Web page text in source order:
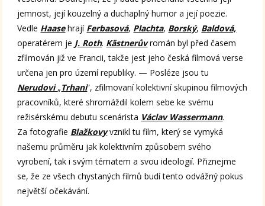
jemnost, její kouzelný a duchaplný humor a její poezie.
Vedle Haasehrají Ferbasová, Plachta, Borský, Baldová,
operatérem je J. Roth. Kästnerůvromán byl před časem
zfilmován již ve Francii, takže jest jeho česká filmová verse
určena jen pro území republiky. — Posléze jsou tu
Nerudovi„Trhani”, zfilmovaní kolektivní skupinou filmových
pracovníků, které shromáždil kolem sebe ke svému
režisérskému debutu scenárista Václav Wassermann.
Za fotografie Blažkovyvznikl tu film, který se vymyká
našemu průměru jak kolektivním způsobem svého
vyrobení, tak i svým tématem a svou ideologií. Přiznejme
se, že ze všech chystaných filmů budí tento odvážný pokus
největší očekávání.